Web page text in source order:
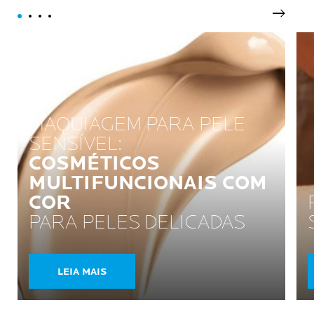
MAQUIAGEM PARA PELE
SENSÍVEL:
COSMÉTICOS
MULTIFUNCIONAIS COM
COR
PARA PELES DELICADAS
LEIA MAIS